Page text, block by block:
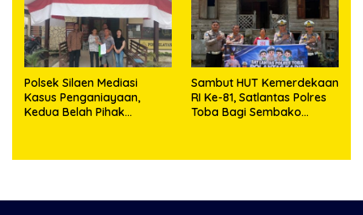
Polsek Silaen Mediasi
Kasus Penganiayaan,
Kedua Belah Pihak
Sambut HUT Kemerdekaan
RI Ke-81, Satlantas Polres
Toba Bagi Sembako